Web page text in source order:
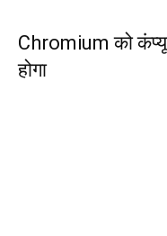
Chromium को
होगा